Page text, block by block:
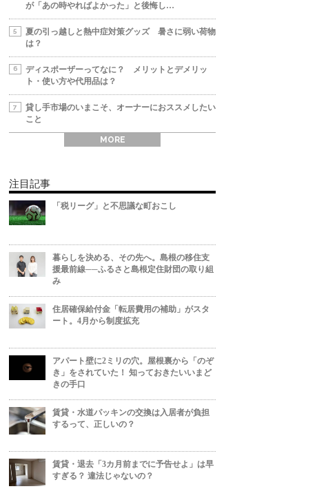
が「あの時やればよかった」と後悔し…
夏の引っ越しと熱中症対策グッズ 暑さに弱い荷物
は？
ディスポーザーってなに？ メリットとデメリッ
ト・使い方や代用品は？
貸し手市場のいまこそ、オーナーにおススメしたい
こと
MORE
注目記事
「税リーグ」と不思議な町おこし
暮らしを決める、その先へ。島根の移住支
援最前線──ふるさと島根定住財団の取り組
み
住居確保給付金「転居費用の補助」がスタ
ート。4月から制度拡充
アパート壁に2ミリの穴。屋根裏から「のぞ
き」をされていた！ 知っておきたいいまど
きの手口
賃貸・水道パッキンの交換は入居者が負担
するって、正しいの？
賃貸・退去「3カ月前までに予告せよ」は早
すぎる？ 違法じゃないの？